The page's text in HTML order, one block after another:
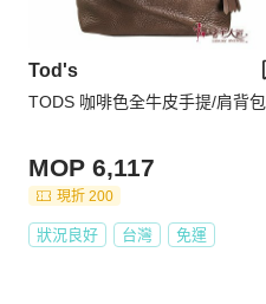
Tod's
TODS 咖啡色全牛皮手提/肩背包
MOP 6,117
現折 200
狀況良好 台灣 免運